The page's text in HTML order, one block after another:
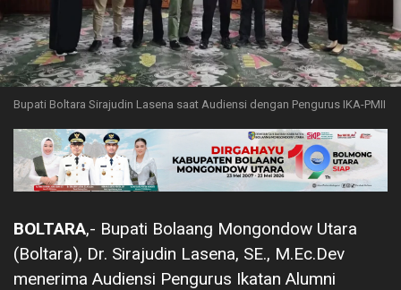
Bupati Boltara Sirajudin Lasena saat Audiensi dengan Pengurus IKA-PMII
BOLTARA,- Bupati Bolaang Mongondow Utara
(Boltara), Dr. Sirajudin Lasena, SE., M.Ec.Dev
menerima Audiensi Pengurus Ikatan Alumni